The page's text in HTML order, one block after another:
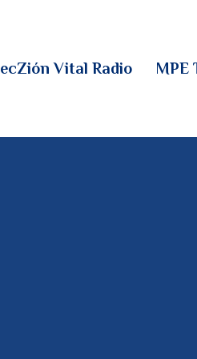
Vital Radio MPE
VITAL